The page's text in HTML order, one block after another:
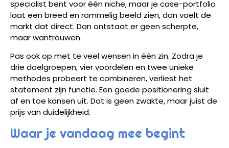
specialist bent voor één niche, maar je case-portfolio
laat een breed en rommelig beeld zien, dan voelt de
markt dat direct. Dan ontstaat er geen scherpte,
maar wantrouwen.
Pas ook op met te veel wensen in één zin. Zodra je
drie doelgroepen, vier voordelen en twee unieke
methodes probeert te combineren, verliest het
statement zijn functie. Een goede positionering sluit
af en toe kansen uit. Dat is geen zwakte, maar juist de
prijs van duidelijkheid.
Waar je vandaag mee begint